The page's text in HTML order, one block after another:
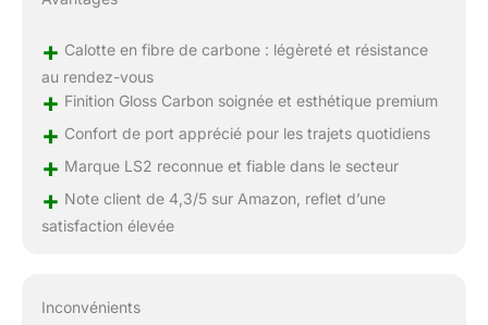
+ Calotte en fibre de carbone : légèreté et résistance
au rendez-vous
+ Finition Gloss Carbon soignée et esthétique premium
+ Confort de port apprécié pour les trajets quotidiens
+ Marque LS2 reconnue et fiable dans le secteur
+ Note client de 4,3/5 sur Amazon, reflet d’une
satisfaction élevée
Inconvénients